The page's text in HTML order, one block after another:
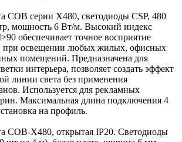
COB серии X480, светодиоды CSP, 480
мощность 6 Вт/м. Высокий индекс
обеспечивает точное восприятие
при освещении любых жилых, офисных
помещений. Предназначена для
интерьера, позволяет создать эффект
линии света без применения
Используется для рекламных
Максимальная длина подключения 4
на профиль.
COB-X480, открытая IP20. Светодиоды